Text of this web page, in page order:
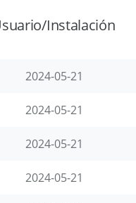
Instalación
2024-05-21
2024-05-21
2024-05-21
2024-05-21